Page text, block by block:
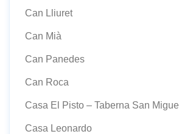
Can Lliuret
Can Mià
Can Panedes
Can Roca
Casa El Pisto – Taberna San Miguel
Casa Leonardo